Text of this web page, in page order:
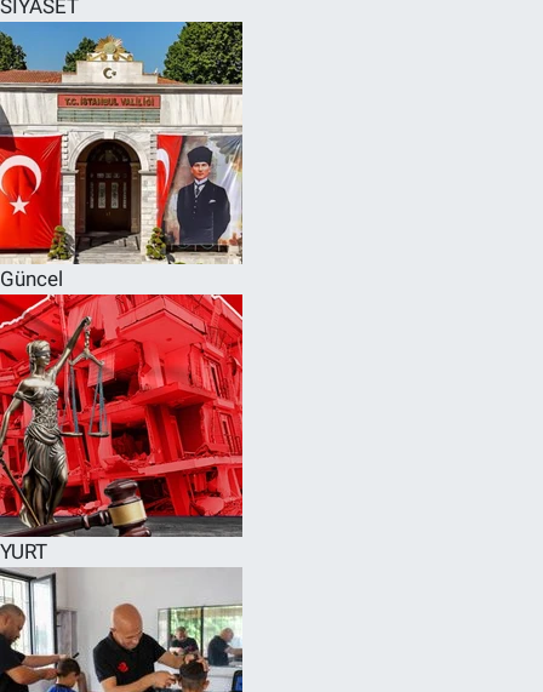
SİYASET
Güncel
YURT
SPOR
RESMİ İLANLAR